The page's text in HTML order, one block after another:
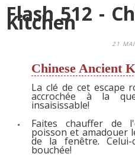
Flash 512 -
Kitchen
21
Chinese Ancient
La clé de cet escape
accrochée à la
insaisissable!
Faites chauffer de
poisson et amadouer
de la fenêtre.
bouchée!